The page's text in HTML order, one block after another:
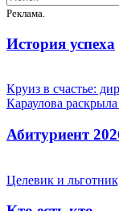
Реклама.
История успеха
Круиз в счастье:
Караулова
Абитуриент
Целевик и